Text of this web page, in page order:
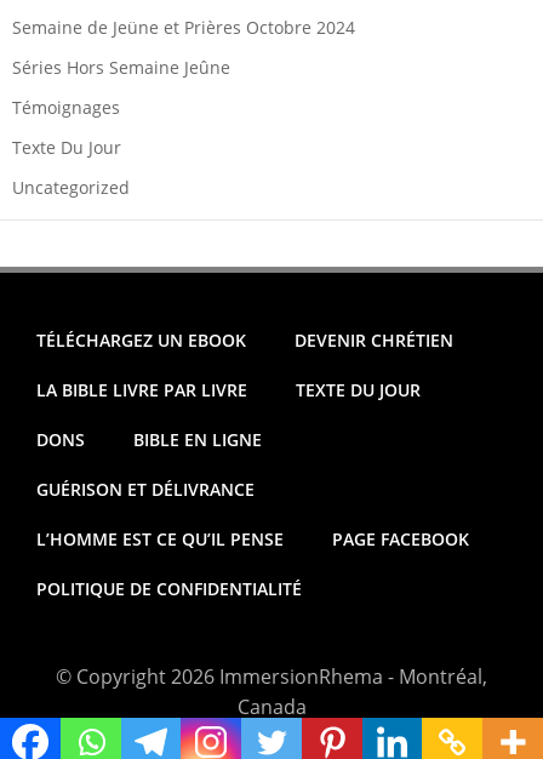
Semaine de Jeüne et Prières Octobre 2024
Séries Hors Semaine Jeûne
Témoignages
Texte Du Jour
Uncategorized
TÉLÉCHARGEZ UN EBOOK DEVENIR CHRÉTIEN
LA BIBLE LIVRE PAR LIVRE TEXTE DU JOUR
DONS BIBLE EN LIGNE
GUÉRISON ET DÉLIVRANCE
L’HOMME EST CE QU’IL PENSE PAGE FACEBOOK
POLITIQUE DE CONFIDENTIALITÉ
© Copyright 2026 ImmersionRhema - Montréal,
Canada